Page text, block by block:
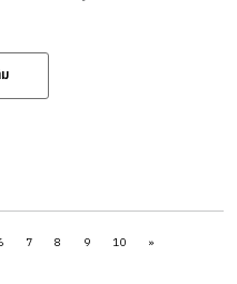
7 8 9 10 »